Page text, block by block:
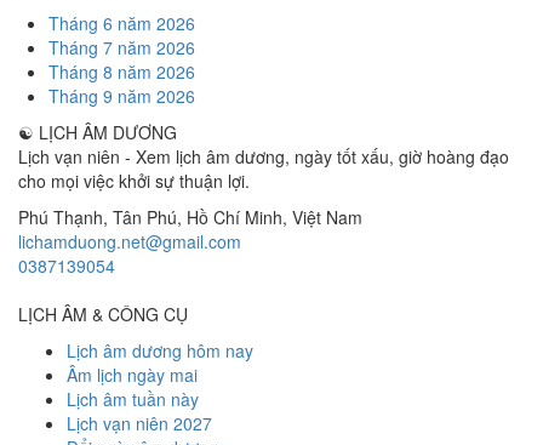
Tháng 6 năm 2026
Tháng 7 năm 2026
Tháng 8 năm 2026
Tháng 9 năm 2026
☯ LỊCH ÂM DƯƠNG
Lịch vạn niên - Xem lịch âm dương, ngày tốt xấu, giờ hoàng đạo
cho mọi việc khởi sự thuận lợi.
Phú Thạnh, Tân Phú, Hồ Chí Minh, Việt Nam
lichamduong.net@gmail.com
0387139054
LỊCH ÂM & CÔNG CỤ
Lịch âm dương hôm nay
Âm lịch ngày mai
Lịch âm tuần này
Lịch vạn niên 2027